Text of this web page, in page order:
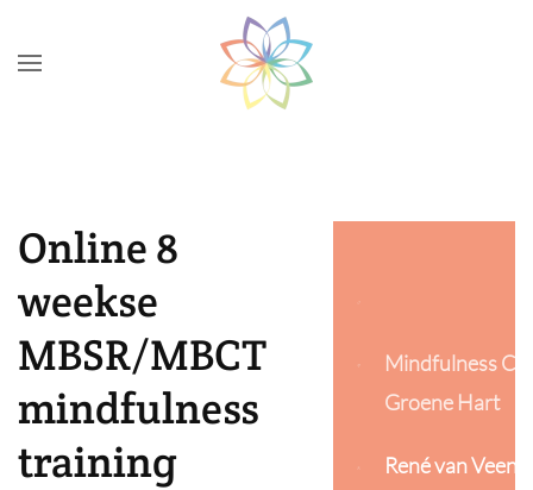
Skip to main content
Online 8
weekse
MBSR/MBCT
mindfulness
training
Mindfulness
Groene Hart
René van Veen